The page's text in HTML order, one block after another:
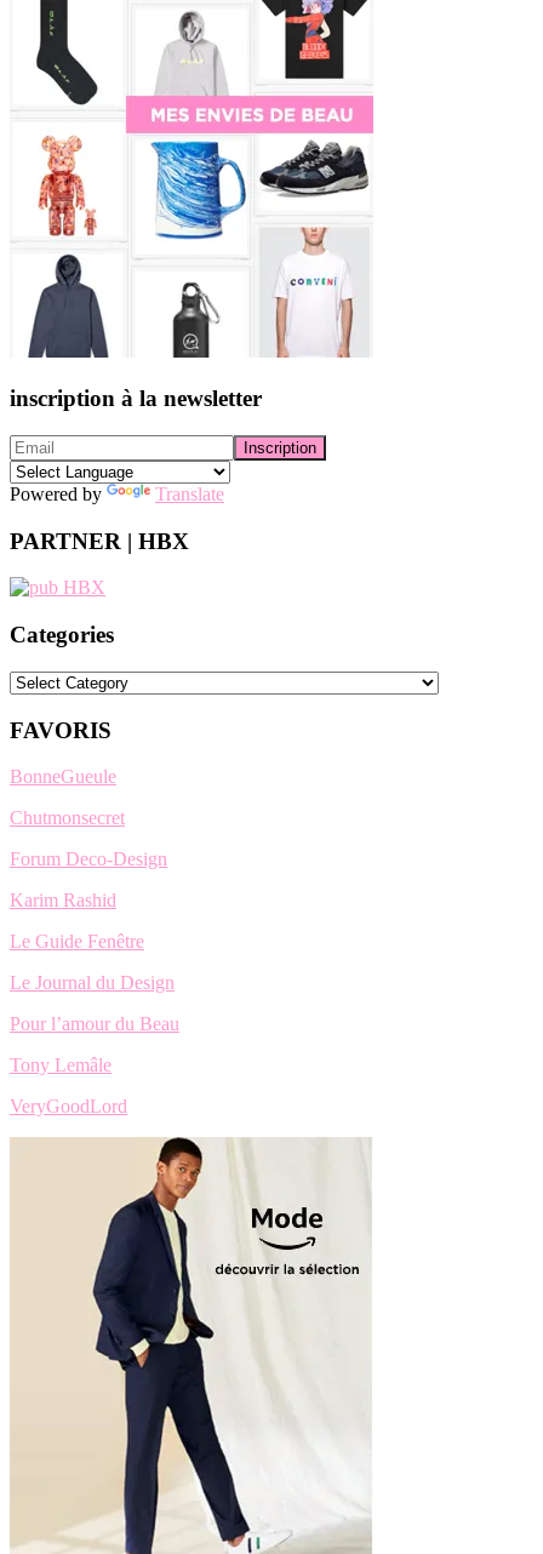
inscription à la newsletter
Powered by Translate
PARTNER | HBX
Categories
Categories
FAVORIS
BonneGueule
Chutmonsecret
Forum Deco-Design
Karim Rashid
Le Guide Fenêtre
Le Journal du Design
Pour l’amour du Beau
Tony Lemâle
VeryGoodLord